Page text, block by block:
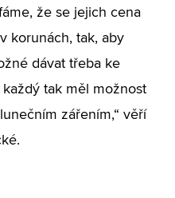
že se jejich cena
korunách, tak, aby
dávat třeba ke
tak měl možnost
zářením,“ věří